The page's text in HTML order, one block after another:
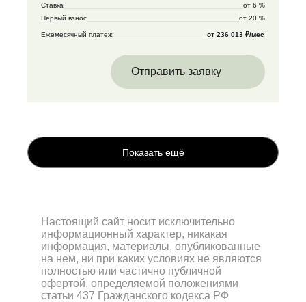
Ставка
от 6 %
Первый взнос
от 20 %
Ежемесячный платеж от 236 013 ₽/мес
Отправить заявку
Показать ещё
Настоящий сайт носит исключительно
информационный характер, никакая
информация, материалы, опубликованные
на нем, ни при каких условиях не являются
полностью или частично публичной
офертой, определяемой положениями
статьи 437 Гражданского кодекса РФ